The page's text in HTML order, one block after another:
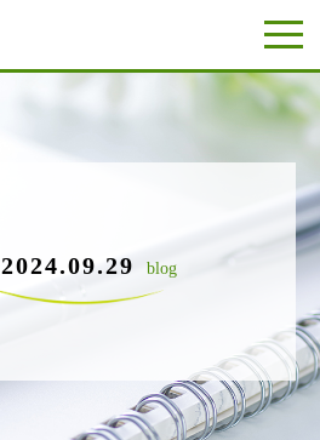
2024.09.29 blog